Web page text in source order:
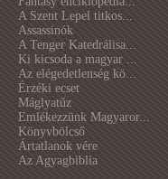
A Szent Lepel titkos...
Assassinók
A Tenger Katedrálisa...
Ki kicsoda a magyar ...
Az elégedetlenség kö...
Érzéki ecset
Máglyatűz
Emlékezzünk Magyaror...
Könyvbölcső
Ártatlanok vére
Az Agyagbiblia